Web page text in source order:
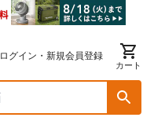
ログイン・新規会員登録
カート